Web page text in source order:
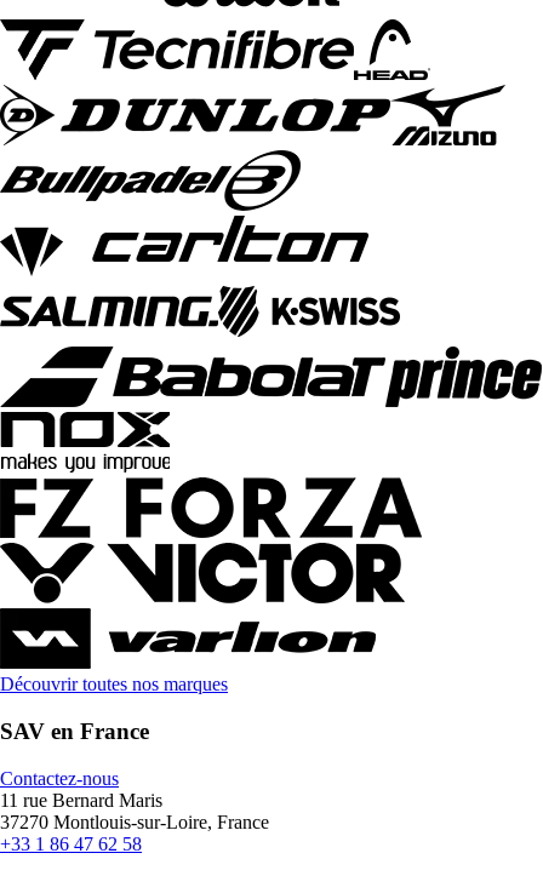
Découvrir toutes nos marques
SAV en France
Contactez-nous
11 rue Bernard Maris
37270 Montlouis-sur-Loire, France
+33 1 86 47 62 58